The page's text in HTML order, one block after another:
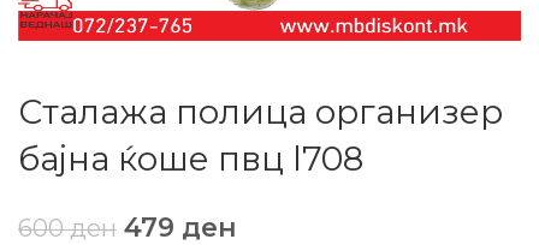
Сталажа полица организер
бајна ќоше пвц l708
600ден 479 ден